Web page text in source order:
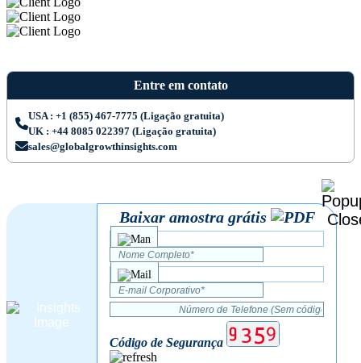
Entre em contato
USA : +1 (855) 467-7775 (Ligação gratuita)
UK : +44 8085 022397 (Ligação gratuita)
sales@globalgrowthinsights.com
Baixar amostra grátis
Código de Segurança